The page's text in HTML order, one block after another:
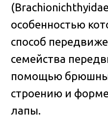
особенностью
способ
семейства
помощью
строению и
лапы.